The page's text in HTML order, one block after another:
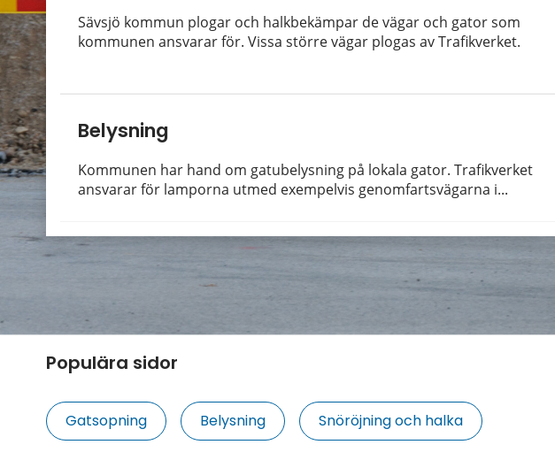
Sävsjö kommun plogar och halkbekämpar de vägar och gator som
kommunen ansvarar för. Vissa större vägar plogas av Trafikverket.
Belysning
Kommunen har hand om gatubelysning på lokala gator. Trafikverket
ansvarar för lamporna utmed exempelvis genomfartsvägarna i...
Populära sidor
Gatsopning Belysning Snöröjning och halka